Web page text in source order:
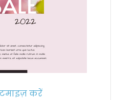
करें